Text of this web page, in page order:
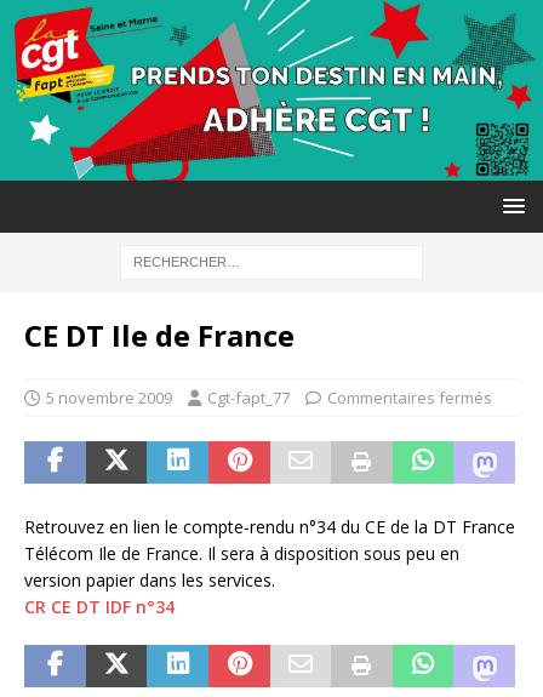
CE DT Ile de France
5 novembre 2009 Cgt-fapt_77 Commentaires fermés
Retrouvez en lien le compte-rendu n°34 du CE de la DT France
Télécom Ile de France. Il sera à disposition sous peu en
version papier dans les services.
CR CE DT IDF n°34